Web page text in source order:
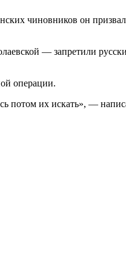
чиновников он
— запретили
операции.
потом их искать», —